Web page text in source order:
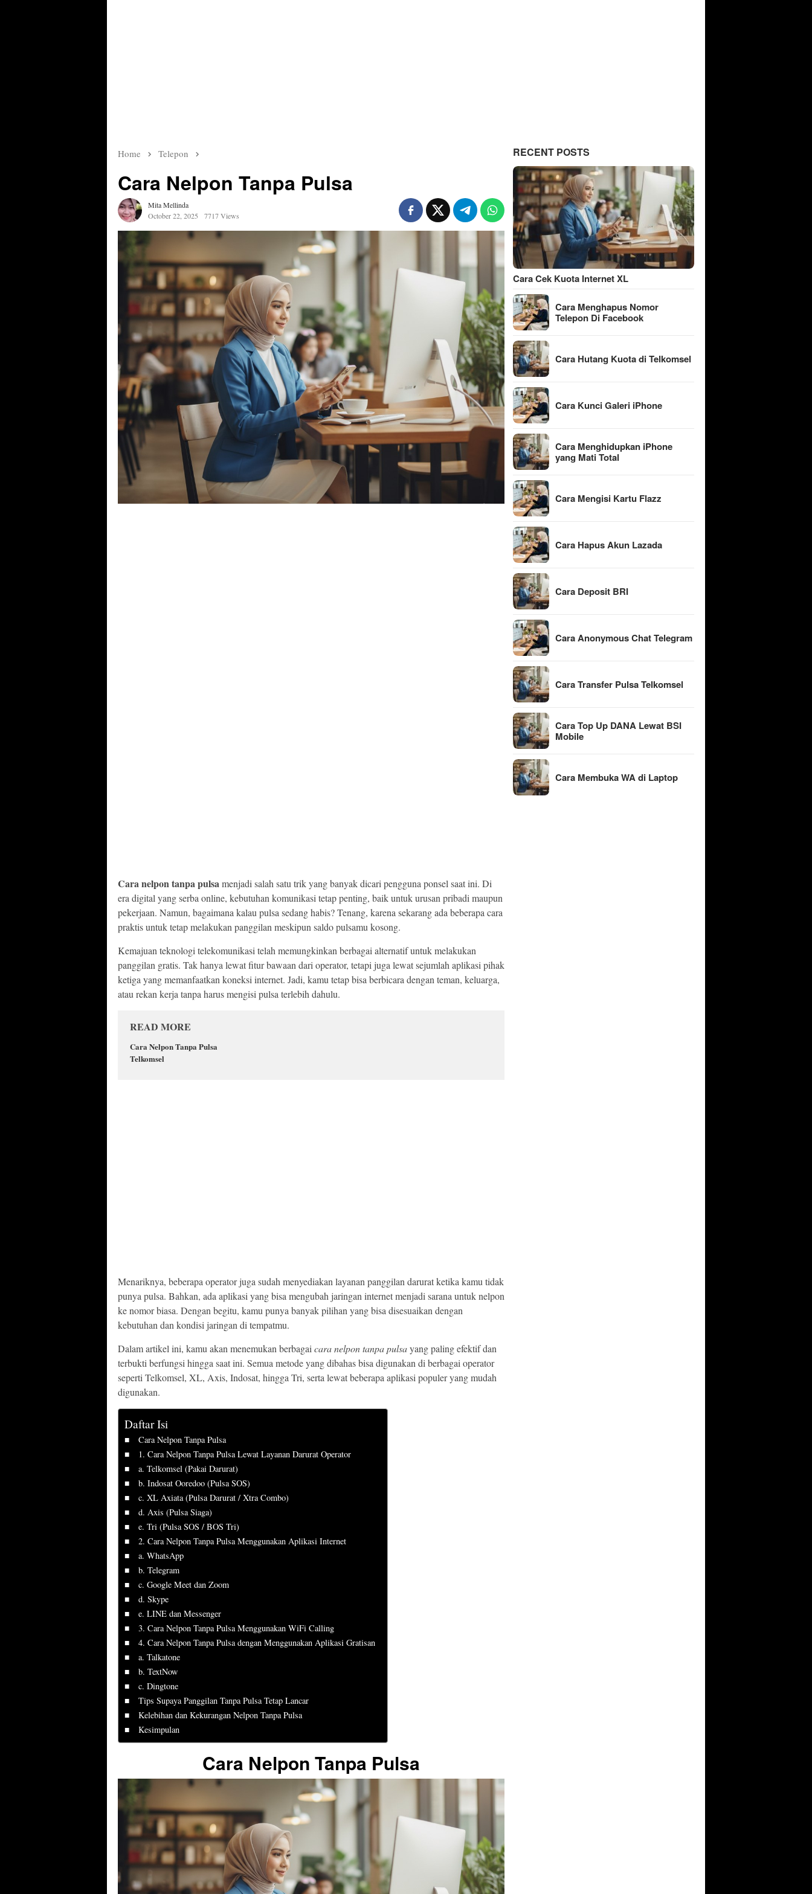
Home Telepon
Cara Nelpon Tanpa Pulsa
Mita Mellinda
October 22, 2025
7717 Views
Cara nelpon tanpa pulsamenjadi salah satu trik yang banyak dicari pengguna ponsel saat ini. Di
era digital yang serba online, kebutuhan komunikasi tetap penting, baik untuk urusan pribadi maupun
pekerjaan. Namun, bagaimana kalau pulsa sedang habis? Tenang, karena sekarang ada beberapa cara
praktis untuk tetap melakukan panggilan meskipun saldo pulsamu kosong.
Kemajuan teknologi telekomunikasi telah memungkinkan berbagai alternatif untuk melakukan
panggilan gratis. Tak hanya lewat fitur bawaan dari operator, tetapi juga lewat sejumlah aplikasi pihak
ketiga yang memanfaatkan koneksi internet. Jadi, kamu tetap bisa berbicara dengan teman, keluarga,
atau rekan kerja tanpa harus mengisi pulsa terlebih dahulu.
READ MORE
Cara Nelpon Tanpa Pulsa
Telkomsel
Menariknya, beberapa operator juga sudah menyediakan layanan panggilan darurat ketika kamu tidak
punya pulsa. Bahkan, ada aplikasi yang bisa mengubah jaringan internet menjadi sarana untuk nelpon
ke nomor biasa. Dengan begitu, kamu punya banyak pilihan yang bisa disesuaikan dengan
kebutuhan dan kondisi jaringan di tempatmu.
Dalam artikel ini, kamu akan menemukan berbagai cara nelpon tanpa pulsayang paling efektif dan
terbukti berfungsi hingga saat ini. Semua metode yang dibahas bisa digunakan di berbagai operator
seperti Telkomsel, XL, Axis, Indosat, hingga Tri, serta lewat beberapa aplikasi populer yang mudah
digunakan.
Daftar Isi
Cara Nelpon Tanpa Pulsa
1. Cara Nelpon Tanpa Pulsa Lewat Layanan Darurat Operator
a. Telkomsel (Pakai Darurat)
b. Indosat Ooredoo (Pulsa SOS)
c. XL Axiata (Pulsa Darurat / Xtra Combo)
d. Axis (Pulsa Siaga)
e. Tri (Pulsa SOS / BOS Tri)
2. Cara Nelpon Tanpa Pulsa Menggunakan Aplikasi Internet
a. WhatsApp
b. Telegram
c. Google Meet dan Zoom
d. Skype
e. LINE dan Messenger
3. Cara Nelpon Tanpa Pulsa Menggunakan WiFi Calling
4. Cara Nelpon Tanpa Pulsa dengan Menggunakan Aplikasi Gratisan
a. Talkatone
b. TextNow
c. Dingtone
Tips Supaya Panggilan Tanpa Pulsa Tetap Lancar
Kelebihan dan Kekurangan Nelpon Tanpa Pulsa
Kesimpulan
Cara Nelpon Tanpa Pulsa
RECENT POSTS
Cara Cek Kuota Internet XL
Cara Menghapus Nomor
Telepon Di Facebook
Cara Hutang Kuota di Telkomsel
Cara Kunci Galeri iPhone
Cara Menghidupkan iPhone
yang Mati Total
Cara Mengisi Kartu Flazz
Cara Hapus Akun Lazada
Cara Deposit BRI
Cara Anonymous Chat Telegram
Cara Transfer Pulsa Telkomsel
Cara Top Up DANA Lewat BSI
Mobile
Cara Membuka WA di Laptop